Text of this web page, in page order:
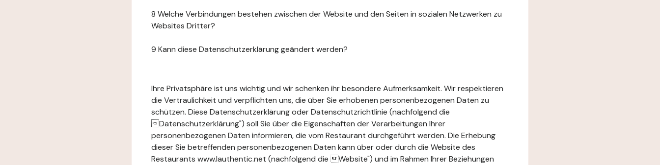
8 Welche Verbindungen bestehen zwischen der Website und den Seiten in sozialen Netzwerken zu
Websites Dritter?
9 Kann diese Datenschutzerklärung geändert werden?
Ihre Privatsphäre ist uns wichtig und wir schenken ihr besondere Aufmerksamkeit. Wir respektieren
die Vertraulichkeit und verpflichten uns, die über Sie erhobenen personenbezogenen Daten zu
schützen. Diese Datenschutzerklärung oder Datenschutzrichtlinie (nachfolgend die
Datenschutzerklärung") soll Sie über die Eigenschaften der Verarbeitungen Ihrer
personenbezogenen Daten informieren, die vom Restaurant durchgeführt werden. Die Erhebung
dieser Sie betreffenden personenbezogenen Daten kann über oder durch die Website des
Restaurants www.lauthentic.net (nachfolgend die Website") und im Rahmen Ihrer Beziehungen